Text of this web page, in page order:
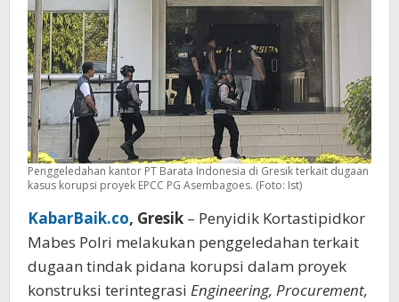
Penggeledahan kantor PT Barata Indonesia di Gresik terkait dugaan
kasus korupsi proyek EPCC PG Asembagoes. (Foto: Ist)
KabarBaik.co, Gresik – Penyidik Kortastipidkor
Mabes Polri melakukan penggeledahan terkait
dugaan tindak pidana korupsi dalam proyek
konstruksi terintegrasi Engineering, Procurement,